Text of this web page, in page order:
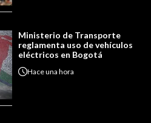
Ministerio de Transporte
reglamenta uso de vehículos
eléctricos en Bogotá
Haceuna hora